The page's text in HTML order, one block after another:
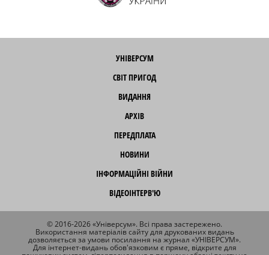
УНІВЕРСУМ
СВІТ ПРИГОД
ВИДАННЯ
АРХІВ
ПЕРЕДПЛАТА
НОВИНИ
ІНФОРМАЦІЙНІ ВІЙНИ
ВІДЕОІНТЕРВ'Ю
© 2016-2026 «Універсум». Всі права застережено.
Використання матеріалів сайту для друкованих видань
дозволяється за умови посилання на журнал «УНІВЕРСУМ».
Для інтернет-видань обов'язковим є пряме, відкрите для